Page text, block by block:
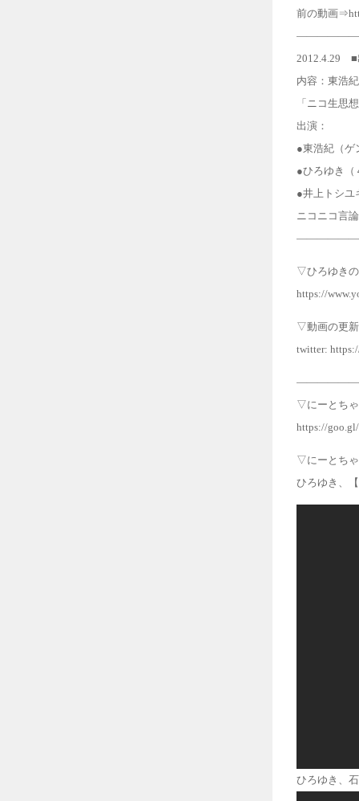
前の動画
2012.4.29 ■
内容：東浩
「ニコ生思
出演：
●東浩紀（
●ひろゆき
●井上トシ
ニコニコ言
▽ひろゆき
https://
▽動画の更新
twitter:
▽にーとちゃ
https://
▽にーとちゃ
ひろゆき、
ひろゆき、